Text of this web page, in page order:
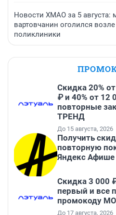
Новости ХМАО за 5 августа:
вартовчанин оголился
поликлиники
Скидка 20%
₽ и 40% от 12
повторные
ТРЕНД
До 15 августа, 2026
Получить
повторную
Яндекс Афише
Скидка 3 000
первый и все
промокоду
До 17 августа, 2026